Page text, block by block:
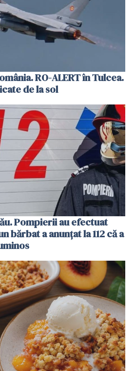
RO-ALERT în Tulcea.
de la sol
Pompierii au efectuat
bărbat a anunțat la 112 că a